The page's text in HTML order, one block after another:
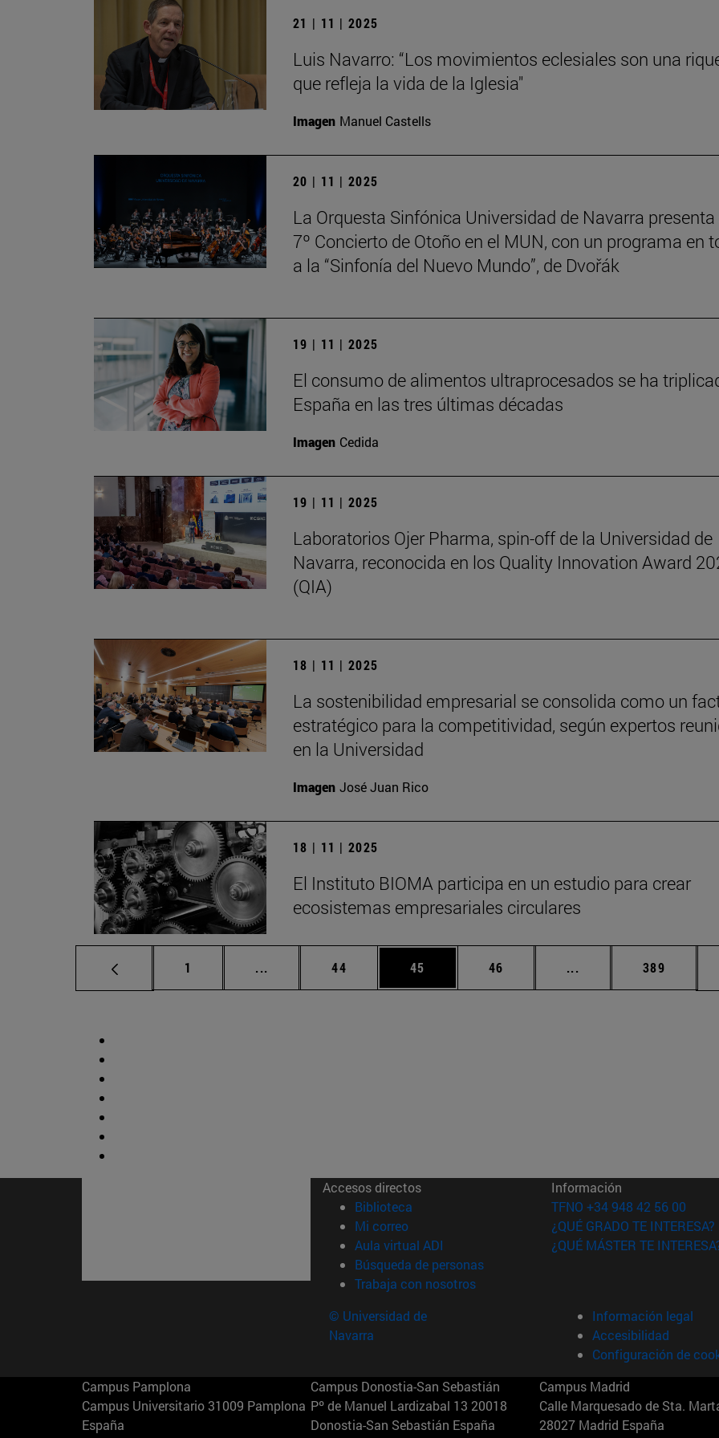
21 | 11 | 2025
Luis Navarro: “Los movimientos eclesiales son una
que refleja la vida de la Iglesia"
Imagen Manuel Castells
20 | 11 | 2025
La Orquesta Sinfónica Universidad de Navarra presenta
7º Concierto de Otoño en el MUN, con un programa en
a la “Sinfonía del Nuevo Mundo”, de Dvořák
19 | 11 | 2025
El consumo de alimentos ultraprocesados se ha
España en las tres últimas décadas
Imagen Cedida
19 | 11 | 2025
Laboratorios Ojer Pharma, spin-off de la Universidad de
Navarra, reconocida en los Quality Innovation Award
(QIA)
18 | 11 | 2025
La sostenibilidad empresarial se consolida como un
estratégico para la competitividad, según expertos
en la Universidad
Imagen José Juan Rico
18 | 11 | 2025
El Instituto BIOMA participa en un estudio para crear
ecosistemas empresariales circulares
Página
1 ... Páginas intermedias Use TAB para desplazarse.
Página
44 Página
45 Página
46 ... Páginas intermedias
Página
389
Accesos directos
Biblioteca (abre en nueva ventana)
Mi correo(abre en nueva ventana)
Aula virtual ADI (abre en nueva ventana)
Búsqueda de personas(abre en nueva ventana)
Trabaja con nosotros(abre en nueva ventana)
Información
TFNO +34 948 42 56 00
¿QUÉ GRADO TE INTERESA?
¿QUÉ MÁSTER TE
© Universidad de
Navarra
Información legal
Accesibilidad
Configuración de
Campus Pamplona
Campus Universitario 31009 Pamplona
España
Campus Donostia-San Sebastián
Pº de Manuel Lardizabal 13 20018
Donostia-San Sebastián España
Campus Madrid
Calle Marquesado de Sta.
28027 Madrid España